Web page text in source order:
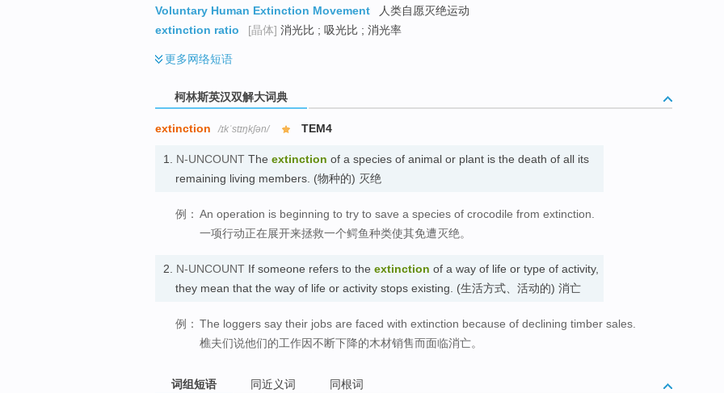
Voluntary Human Extinction Movement
人类自愿灭绝运动
extinction ratio
[晶体] 消光比 ; 吸光比 ; 消光率
更多网络短语
柯林斯英汉双解大词典
extinction /ɪkˈstɪŋkʃən/ TEM4
1. N-UNCOUNT The extinction of a species of animal or plant is the death of all its
remaining living members. (物种的) 灭绝
例： An operation is beginning to try to save a species of crocodile from extinction.
一项行动正在展开来拯救一个鳄鱼种类使其免遭灭绝。
2. N-UNCOUNT If someone refers to the extinction of a way of life or type of activity,
they mean that the way of life or activity stops existing. (生活方式、活动的) 消亡
例： The loggers say their jobs are faced with extinction because of declining timber sales.
樵夫们说他们的工作因不断下降的木材销售而面临消亡。
词组短语 同近义词 同根词